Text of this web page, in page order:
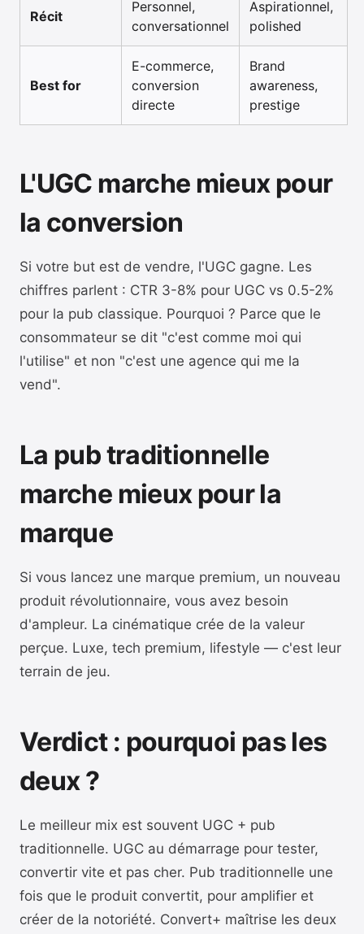
Récit
Personnel,
conversationnel
Aspirationnel,
polished
Best for
E-commerce,
conversion
directe
Brand
awareness,
prestige
L'UGC marche mieux pour
la conversion
Si votre but est de vendre, l'UGC gagne. Les
chiffres parlent : CTR 3-8% pour UGC vs 0.5-2%
pour la pub classique. Pourquoi ? Parce que le
consommateur se dit "c'est comme moi qui
l'utilise" et non "c'est une agence qui me la
vend".
La pub traditionnelle
marche mieux pour la
marque
Si vous lancez une marque premium, un nouveau
produit révolutionnaire, vous avez besoin
d'ampleur. La cinématique crée de la valeur
perçue. Luxe, tech premium, lifestyle — c'est leur
terrain de jeu.
Verdict : pourquoi pas les
deux ?
Le meilleur mix est souvent UGC + pub
traditionnelle. UGC au démarrage pour tester,
convertir vite et pas cher. Pub traditionnelle une
fois que le produit convertit, pour amplifier et
créer de la notoriété. Convert+ maîtrise les deux